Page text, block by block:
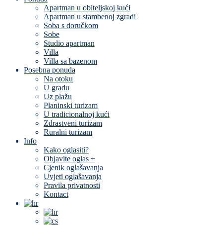
Apartman u obiteljskoj kući
Apartman u stambenoj zgradi
Soba s doručkom
Sobe
Studio apartman
Villa
Villa sa bazenom
Posebna ponuda
Na otoku
U gradu
Uz plažu
Planinski turizam
U tradicionalnoj kući
Zdrastveni turizam
Ruralni turizam
Info
Kako oglasiti?
Objavite oglas +
Cjenik oglašavanja
Uvjeti oglašavanja
Pravila privatnosti
Kontact